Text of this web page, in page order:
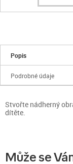
Popis
Podrobné údaje
Stvořte nádherný
dítěte.
Může se